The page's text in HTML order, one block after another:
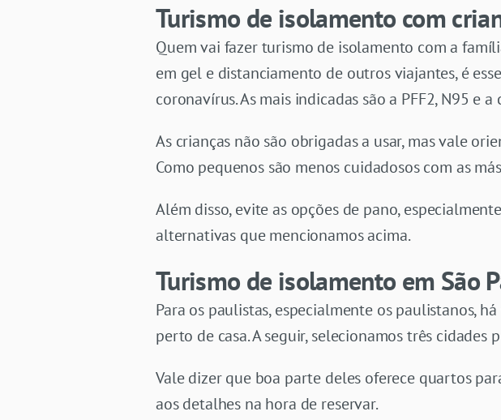
Turismo de isolamento com
Quem vai fazer turismo de isolamento com a
em gel e distanciamento de outros viajantes, é
coronavírus. As mais indicadas são a PFF2, N95 e
As crianças não são obrigadas a usar, mas vale
Como pequenos são menos cuidadosos com as
Além disso, evite as opções de pano,
alternativas que mencionamos acima.
Turismo de isolamento em São
Para os paulistas, especialmente os paulistanos,
perto de casa. A seguir, selecionamos três
Vale dizer que boa parte deles oferece quartos
aos detalhes na hora de reservar.